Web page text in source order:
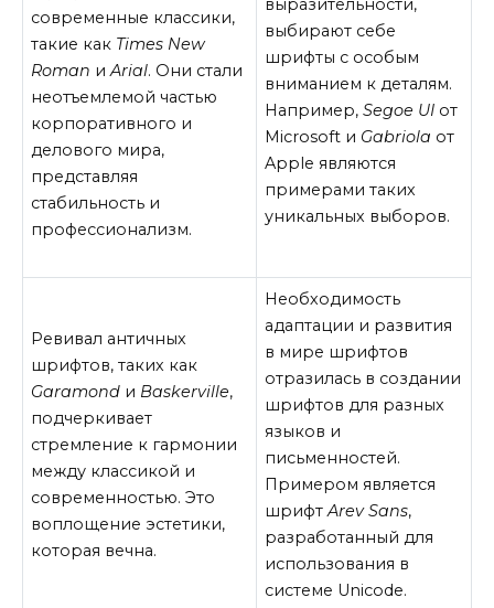
современные классики,
такие как Times New
Roman иArial. Они стали
неотъемлемой частью
корпоративного и
делового мира,
представляя
стабильность и
профессионализм.
выразительности,
выбирают себе
шрифты с особым
вниманием к деталям.
Например,Segoe UI от
Microsoft и Gabriola от
Apple являются
примерами таких
уникальных выборов.
Ревивал античных
шрифтов, таких как
Garamond и Baskerville,
подчеркивает
стремление к гармонии
между классикой и
современностью. Это
воплощение эстетики,
которая вечна.
Необходимость
адаптации и развития
в мире шрифтов
отразилась в создании
шрифтов для разных
языков и
письменностей.
Примером является
шрифтArev Sans,
разработанный для
использования в
системе Unicode.